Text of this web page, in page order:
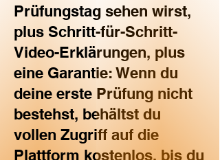
Prüfungstag sehen wirst,
plus Schritt-für-Schritt-
Video-Erklärungen, plus
eine Garantie: Wenn du
deine erste Prüfung nicht
bestehst, behältst du
vollen Zugriff auf die
Plattform kostenlos, bis du